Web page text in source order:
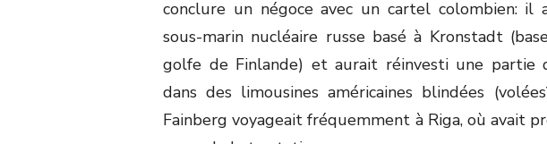
conclure un négoce avec un cartel colombien:
sous-marin nucléaire russe basé à Kronstadt
golfe de Finlande) et aurait réinvesti une partie
dans des limousines américaines blindées
Fainberg voyageait fréquemment à Riga, où avait